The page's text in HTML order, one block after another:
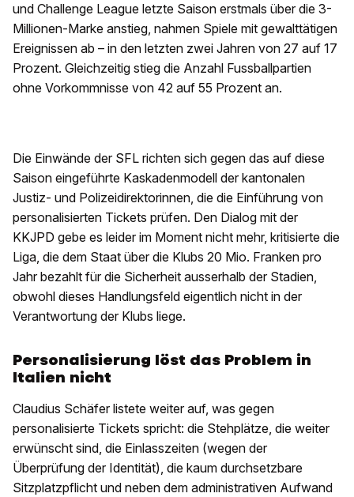
und Challenge League letzte Saison erstmals über die 3-
Millionen-Marke anstieg, nahmen Spiele mit gewalttätigen
Ereignissen ab – in den letzten zwei Jahren von 27 auf 17
Prozent. Gleichzeitig stieg die Anzahl Fussballpartien
ohne Vorkommnisse von 42 auf 55 Prozent an.
Die Einwände der SFL richten sich gegen das auf diese
Saison eingeführte Kaskadenmodell der kantonalen
Justiz- und Polizeidirektorinnen, die die Einführung von
personalisierten Tickets prüfen. Den Dialog mit der
KKJPD gebe es leider im Moment nicht mehr, kritisierte die
Liga, die dem Staat über die Klubs 20 Mio. Franken pro
Jahr bezahlt für die Sicherheit ausserhalb der Stadien,
obwohl dieses Handlungsfeld eigentlich nicht in der
Verantwortung der Klubs liege.
Personalisierung löst das Problem in
Italien nicht
Claudius Schäfer listete weiter auf, was gegen
personalisierte Tickets spricht: die Stehplätze, die weiter
erwünscht sind, die Einlasszeiten (wegen der
Überprüfung der Identität), die kaum durchsetzbare
Sitzplatzpflicht und neben dem administrativen Aufwand